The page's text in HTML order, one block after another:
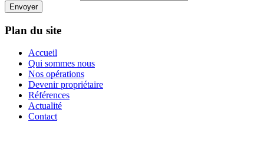
Envoyer
Plan du site
Accueil
Qui sommes nous
Nos opérations
Devenir propriétaire
Références
Actualité
Contact